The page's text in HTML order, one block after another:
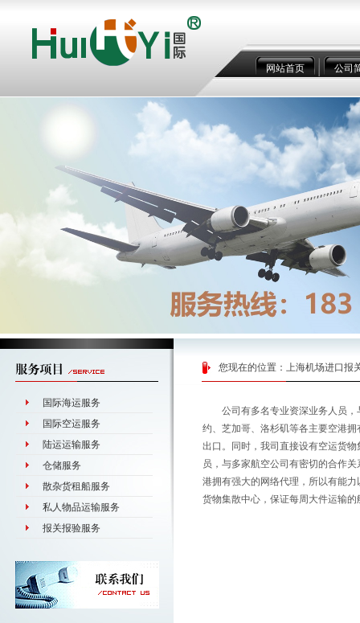
网站首页 公司
国际海运服务
国际空运服务
陆运运输服务
仓储服务
散杂货租船服务
私人物品运输服务
报关报验服务
您现在的位置： 上海机场进口报
公司有多名专业资深业务人员，
约、芝加哥、洛杉矶等各主要空港
出口。同时，我司直接设有空运货
员，与多家航空公司有密切的合作
港拥有强大的网络代理，所以有能
货物集散中心，保证每周大件运输